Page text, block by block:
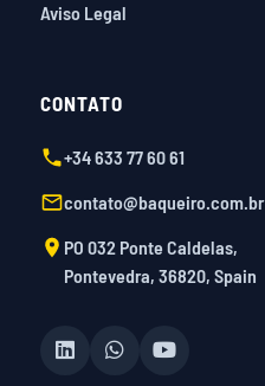
Aviso Legal
CONTATO
+34 633 77 60 61
contato@baqueiro.com.br
PO 032 Ponte Caldelas,
Pontevedra, 36820, Spain